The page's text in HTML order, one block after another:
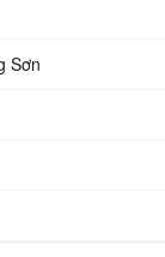
Sơn